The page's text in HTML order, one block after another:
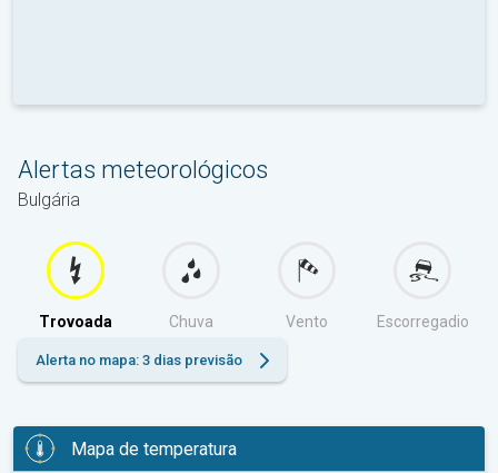
Alertas meteorológicos
Bulgária
Trovoada Chuva Vento Escorregadio
Alerta no mapa: 3 dias previsão
Mapa de temperatura